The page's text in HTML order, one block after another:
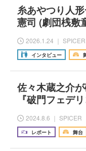
糸あやつり人
憲司 (劇団桟敷
2026.1.24 ｜ SPICER
インタビュー
佐々木蔵之介
『破門フェデ
2024.8.6 ｜ SPICER
レポート 舞台